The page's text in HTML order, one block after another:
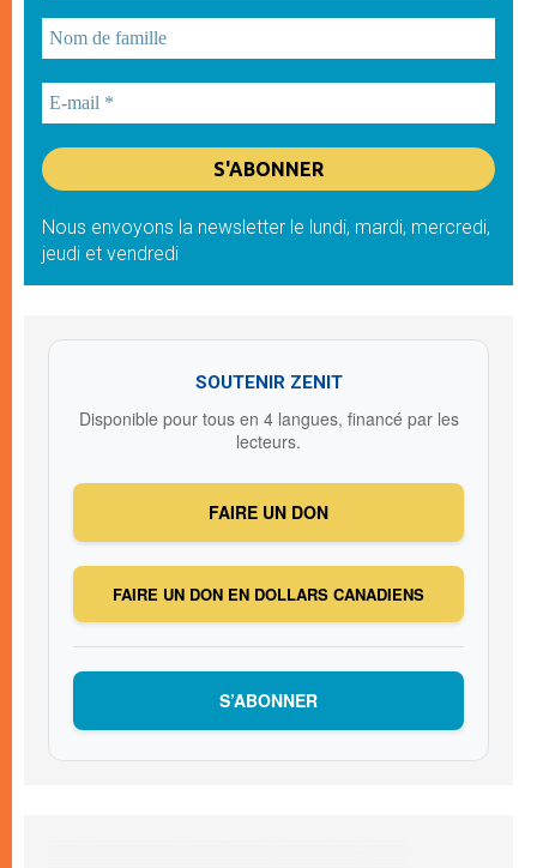
Nous envoyons la newsletter le lundi, mardi, mercredi,
jeudi et vendredi
SOUTENIR ZENIT
Disponible pour tous en 4 langues, financé par les
lecteurs.
FAIRE UN DON
FAIRE UN DON EN DOLLARS CANADIENS
S’ABONNER